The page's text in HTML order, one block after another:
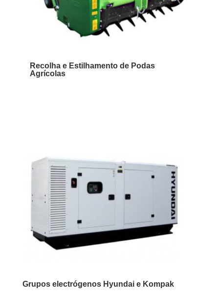
Recolha e Estilhamento de Podas
Agrícolas
Grupos electrógenos Hyundai e Kompak